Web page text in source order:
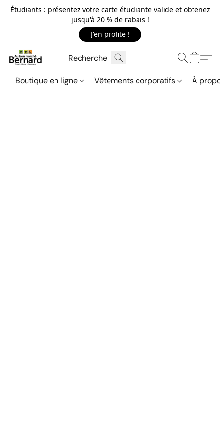
Étudiants : présentez votre carte étudiante valide et obtenez
jusqu'à 20 % de rabais !
J'en profite !
Boutique en ligne Vêtements corporatifs À